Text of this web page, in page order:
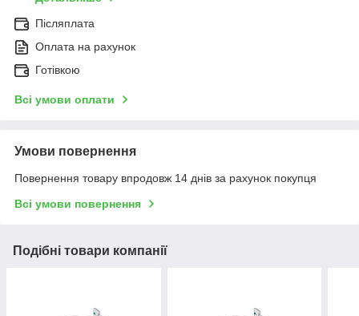
Післяплата
Оплата на рахунок
Готівкою
Всі умови оплати
Умови повернення
Повернення товару впродовж 14 днів за рахунок покупця
Всі умови повернення
Подібні товари компанії